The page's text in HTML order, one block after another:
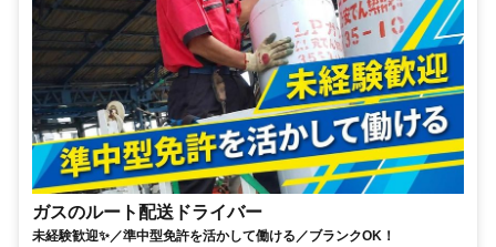
ガスのルート配送ドライバー
未経験歓迎✨／準中型免許を活かして働ける／ブランクOK！